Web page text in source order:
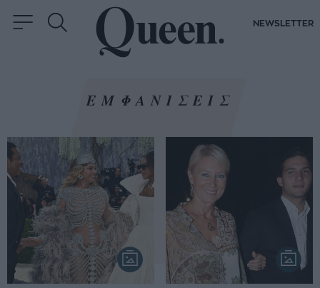
NEWSLETTER
ΕΜΦΑΝΙΣΕΙΣ